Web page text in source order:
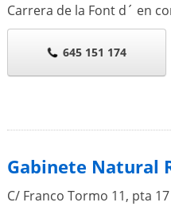
Carrera de la Font d´ en
645 151 174
Gabinete Natural
C/ Franco Tormo 11, pta 17